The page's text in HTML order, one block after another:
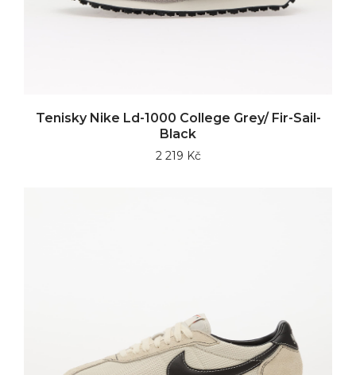
Tenisky Nike Ld-1000 College Grey/ Fir-Sail-
Black
2 219 Kč